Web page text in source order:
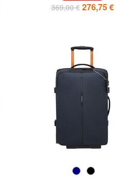
369,00 € 276,75 €